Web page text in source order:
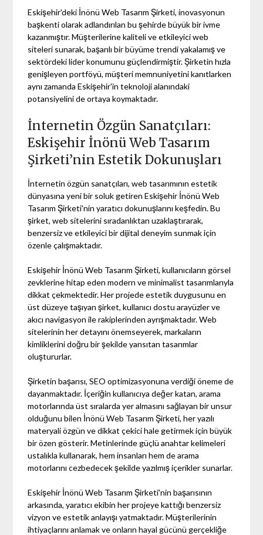
Eskişehir'deki İnönü Web Tasarım Şirketi, inovasyonun
başkenti olarak adlandırılan bu şehirde büyük bir ivme
kazanmıştır. Müşterilerine kaliteli ve etkileyici web
siteleri sunarak, başarılı bir büyüme trendi yakalamış ve
sektördeki lider konumunu güçlendirmiştir. Şirketin hızla
genişleyen portföyü, müşteri memnuniyetini kanıtlarken
aynı zamanda Eskişehir'in teknoloji alanındaki
potansiyelini de ortaya koymaktadır.
İnternetin Özgün Sanatçıları:
Eskişehir İnönü Web Tasarım
Şirketi’nin Estetik Dokunuşları
İnternetin özgün sanatçıları, web tasarımının estetik
dünyasına yeni bir soluk getiren Eskişehir İnönü Web
Tasarım Şirketi'nin yaratıcı dokunuşlarını keşfedin. Bu
şirket, web sitelerini sıradanlıktan uzaklaştırarak,
benzersiz ve etkileyici bir dijital deneyim sunmak için
özenle çalışmaktadır.
Eskişehir İnönü Web Tasarım Şirketi, kullanıcıların görsel
zevklerine hitap eden modern ve minimalist tasarımlarıyla
dikkat çekmektedir. Her projede estetik duygusunu en
üst düzeye taşıyan şirket, kullanıcı dostu arayüzler ve
akıcı navigasyon ile rakiplerinden ayrışmaktadır. Web
sitelerinin her detayını önemseyerek, markaların
kimliklerini doğru bir şekilde yansıtan tasarımlar
oluştururlar.
Şirketin başarısı, SEO optimizasyonuna verdiği öneme de
dayanmaktadır. İçeriğin kullanıcıya değer katan, arama
motorlarında üst sıralarda yer almasını sağlayan bir unsur
olduğunu bilen İnönü Web Tasarım Şirketi, her yazılı
materyali özgün ve dikkat çekici hale getirmek için büyük
bir özen gösterir. Metinlerinde güçlü anahtar kelimeleri
ustalıkla kullanarak, hem insanları hem de arama
motorlarını cezbedecek şekilde yazılmış içerikler sunarlar.
Eskişehir İnönü Web Tasarım Şirketi'nin başarısının
arkasında, yaratıcı ekibin her projeye kattığı benzersiz
vizyon ve estetik anlayışı yatmaktadır. Müşterilerinin
ihtiyaçlarını anlamak ve onların hayal gücünü gerçekliğe